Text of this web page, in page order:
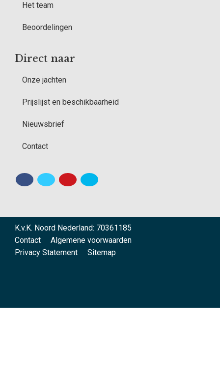
Het team
Beoordelingen
Direct naar
Onze jachten
Prijslijst en beschikbaarheid
Nieuwsbrief
Contact
K.v.K. Noord Nederland: 70361185
Contact
Algemene voorwaarden
Privacy Statement
Sitemap